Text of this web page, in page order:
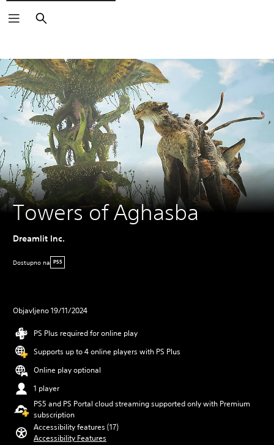
Pretraga
Towers of Aghasba
Dreamlit Inc.
Dostupno na PS5
Objavljeno 19/11/2024
PS Plus required for online play
Supports up to 4 online players with PS Plus
Online play optional
1 player
PS5 and PS Portal cloud streaming supported only with Premium
subscription
Accessibility features (17)
Accessibility Features